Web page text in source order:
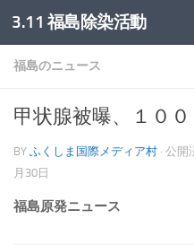
コンテンツへスキップ
3.11 福島除染活動
福島のニュース
甲状腺被曝、１０
BY ふくしま国際メディア村 · 公開
月30日
福島原発ニュース